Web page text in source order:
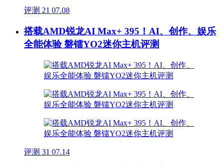
评测 21 07.08
搭载AMD锐龙AI Max+ 395！AI、创作、娱乐
全能体验 磐镭YO2迷你主机评测
评测 31 07.14